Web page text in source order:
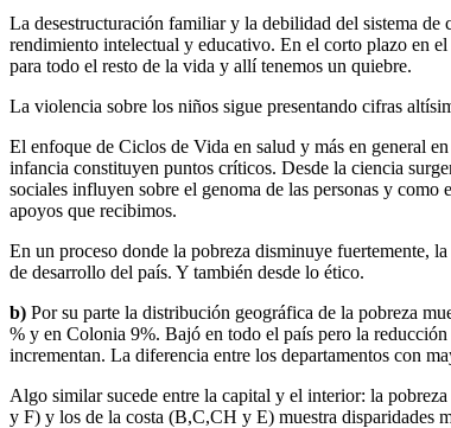
La desestructuración familiar y la debilidad del sistema de
rendimiento intelectual y educativo. En el corto plazo en
para todo el resto de la vida y allí tenemos un quiebre.
La violencia sobre los niños sigue presentando cifras
El enfoque de Ciclos de Vida en salud y más en general
infancia constituyen puntos críticos. Desde la ciencia
sociales influyen sobre el genoma de las personas y
apoyos que recibimos.
En un proceso donde la pobreza disminuye fuertemente,
de desarrollo del país. Y también desde lo ético.
b) Por su parte la distribución geográfica de la pobreza
% y en Colonia 9%. Bajó en todo el país pero la
incrementan. La diferencia entre los departamentos con
Algo similar sucede entre la capital y el interior: la
y F) y los de la costa (B,C,CH y E) muestra disparidades